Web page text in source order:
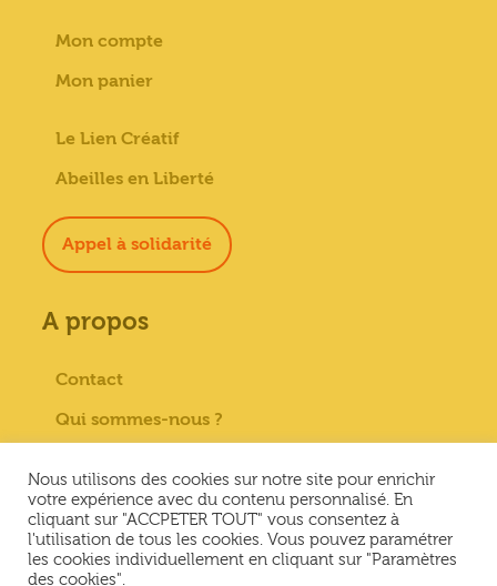
Mon compte
Mon panier
Le Lien Créatif
Abeilles en Liberté
Appel à solidarité
A propos
Contact
Qui sommes-nous ?
Mentions Légales
Conditions générales de vente
Conditions Générales d’Utilisation &
Nous utilisons des cookies sur notre site pour enrichir
votre expérience avec du contenu personnalisé. En
cliquant sur "ACCPETER TOUT" vous consentez à
l'utilisation de tous les cookies. Vous pouvez paramétrer
les cookies individuellement en cliquant sur "Paramètres
des cookies".